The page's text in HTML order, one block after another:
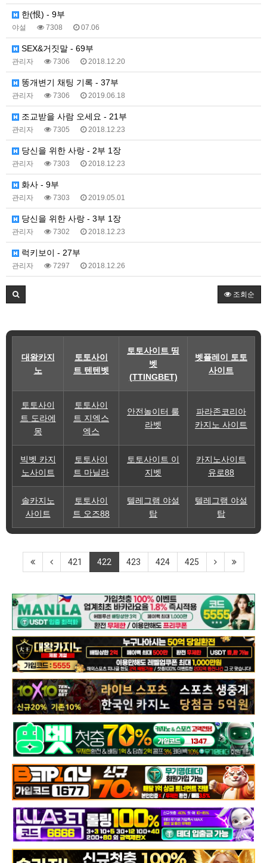
한(恨) - 9부
야설 7308 07.06
SEX&거짓말 - 69부
관리자 7306 2018.12.20
똥개변기 채팅 기록 - 37부
관리자 7306 2019.06.18
조교받을 사람 오세요 - 21부
관리자 7305 2018.12.23
당신을 위한 사랑 - 2부 1장
관리자 7303 2018.12.23
화사 - 9부
관리자 7303 2019.05.01
당신을 위한 사랑 - 3부 1장
관리자 7302 2018.12.23
럭키보이 - 27부
관리자 7297 2018.12.26
조회순
대왕카지
노
토토사이
트 텐텐벳
토토사이트 띵
벳
(TTINGBET)
벳플레이 토토
사이트
토토사이
트 도라에
몽
토토사이
트 지엑스
엑스
안전놀이터 룰
라벳
파라존코리아
카지노 사이트
빅벳 카지
노사이트
토토사이
트 마닐라
토토사이트 이
지벳
카지노사이트
유로88
솔카지노
사이트
토토사이
트 오즈88
텔레그램 야설
탑
텔레그램 야설
탑
421 422 423 424 425